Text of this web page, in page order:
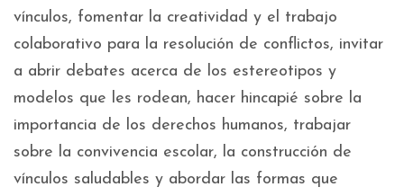
vínculos, fomentar la creatividad y el trabajo
colaborativo para la resolución de conflictos, invitar
a abrir debates acerca de los estereotipos y
modelos que les rodean, hacer hincapié sobre la
importancia de los derechos humanos, trabajar
sobre la convivencia escolar, la construcción de
vínculos saludables y abordar las formas que